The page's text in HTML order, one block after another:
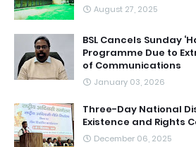
August 27, 2025
BSL Cancels Sunday
Programme Due to
of Communications
January 03, 2026
Three-Day National
Existence and Rights
December 06, 2025